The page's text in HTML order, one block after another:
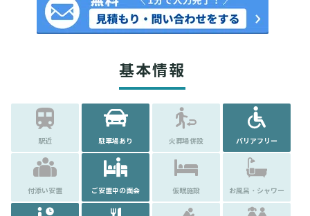
基本情報
駅近 駐車場あり 火葬場併設 バリアフリー
付添い安置 ご安置中の面会 仮眠施設 お風呂・シャワー